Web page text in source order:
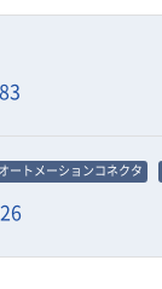
オートメーションコネクタ